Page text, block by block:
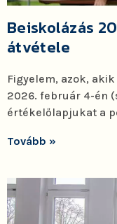
Beiskolázás
átvétele
Figyelem, azok,
2026. február 4-én
értékelőlapjukat a
Tovább »